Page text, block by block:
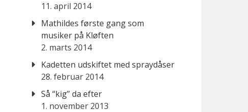
11. april 2014
Mathildes første gang som
musiker på Kløften
2. marts 2014
Kadetten udskiftet med spraydåser
28. februar 2014
Så “kig” da efter
1. november 2013